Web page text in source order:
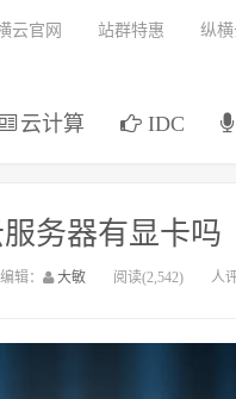
云计算 IDC
云官网 站群特惠 纵
服务器有显卡吗
编辑： 大敏 阅读(2,542) 人